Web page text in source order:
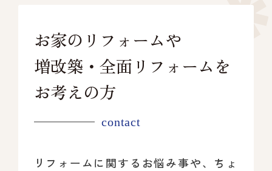
お家のリフォームや
増改築・全面リフォームを
お考えの方
contact
リフォームに関するお悩み事や、ちょ